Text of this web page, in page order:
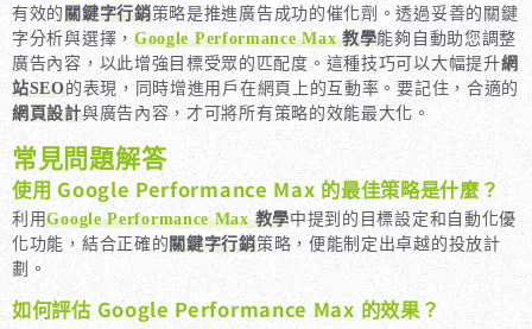
有效的關鍵字行銷策略是推進廣告成功的催化劑。透過妥善的關鍵
字分析與選擇， Google Performance Max教學能夠自動助您調整
廣告內容，以此增強目標受眾的匹配度。這種技巧可以大幅提升網
站SEO的表現，同時增進用戶在網頁上的互動率。要記住，合適的
網頁設計與廣告內容，才可將所有策略的效能最大化。
常見問題解答
使用 Google Performance Max 的最佳策略是什麼？
利用Google Performance Max教學中提到的目標設定和自動化優
化功能，結合正確的關鍵字行銷策略，便能制定出卓越的投放計
劃。
如何評估 Google Performance Max 的效果？